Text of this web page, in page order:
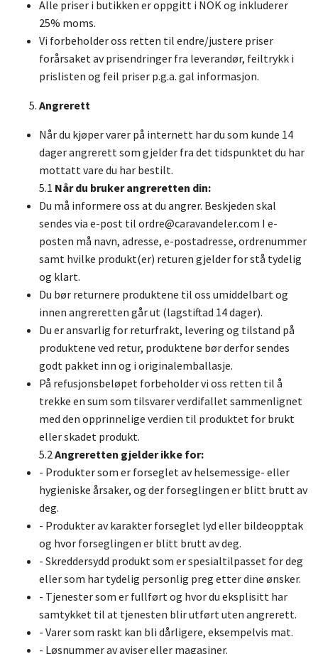
Alle priser i butikken er oppgitt i NOK og inkluderer
25% moms.
Vi forbeholder oss retten til endre/justere priser
forårsaket av prisendringer fra leverandør, feiltrykk i
prislisten og feil priser p.g.a. gal informasjon.
Angrerett
Når du kjøper varer på internett har du som kunde 14
dager angrerett som gjelder fra det tidspunktet du har
mottatt vare du har bestilt.
5.1 Når du bruker angreretten din:
Du må informere oss at du angrer. Beskjeden skal
sendes via e-post til ordre@caravandeler.com I e-
posten må navn, adresse, e-postadresse, ordrenummer
samt hvilke produkt(er) returen gjelder for stå tydelig
og klart.
Du bør returnere produktene til oss umiddelbart og
innen angreretten går ut (lagstiftad 14 dager).
Du er ansvarlig for returfrakt, levering og tilstand på
produktene ved retur, produktene bør derfor sendes
godt pakket inn og i originalemballasje.
På refusjonsbeløpet forbeholder vi oss retten til å
trekke en sum som tilsvarer verdifallet sammenlignet
med den opprinnelige verdien til produktet for brukt
eller skadet produkt.
5.2 Angreretten gjelder ikke for:
- Produkter som er forseglet av helsemessige- eller
hygieniske årsaker, og der forseglingen er blitt brutt av
deg.
- Produkter av karakter forseglet lyd eller bildeopptak
og hvor forseglingen er blitt brutt av deg.
- Skreddersydd produkt som er spesialtilpasset for deg
eller som har tydelig personlig preg etter dine ønsker.
- Tjenester som er fullført og hvor du eksplisitt har
samtykket til at tjenesten blir utført uten angrerett.
- Varer som raskt kan bli dårligere, eksempelvis mat.
- Løsnummer av aviser eller magasiner.